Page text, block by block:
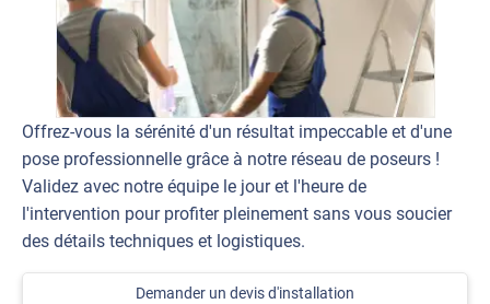
Offrez-vous la sérénité d'un résultat impeccable et d'une
pose professionnelle grâce à notre réseau de poseurs !
Validez avec notre équipe le jour et l'heure de
l'intervention pour profiter pleinement sans vous soucier
des détails techniques et logistiques.
Demander un devis d'installation